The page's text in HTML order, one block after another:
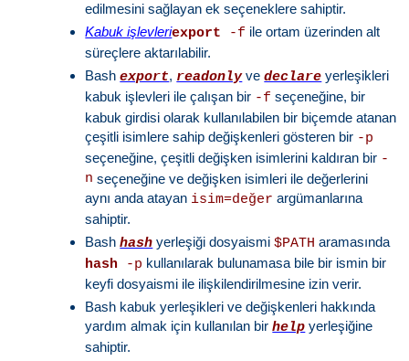
edilmesini sağlayan ek seçeneklere sahiptir.
Kabuk işlevleriexport -f ile ortam üzerinden alt
süreçlere aktarılabilir.
Bashexport, readonlyvedeclare yerleşikleri
kabuk işlevleri ile çalışan bir -f seçeneğine, bir
kabuk girdisi olarak kullanılabilen bir biçemde atanan
çeşitli isimlere sahip değişkenleri gösteren bir -p
seçeneğine, çeşitli değişken isimlerini kaldıran bir -
n seçeneğine ve değişken isimleri ile değerlerini
aynı anda atayan isim=değer argümanlarına
sahiptir.
Bashhash yerleşiği dosyaismi$PATH aramasında
hash -p kullanılarak bulunamasa bile bir ismin bir
keyfi dosyaismi ile ilişkilendirilmesine izin verir.
Bash kabuk yerleşikleri ve değişkenleri hakkında
yardım almak için kullanılan birhelp yerleşiğine
sahiptir.